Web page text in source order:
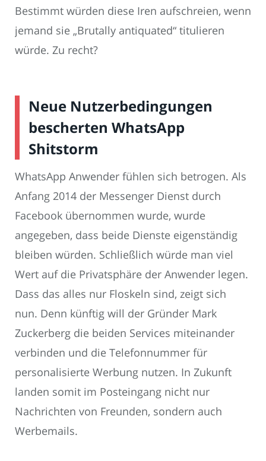
Bestimmt würden diese Iren aufschreien, wenn
jemand sie „Brutally antiquated“ titulieren
würde. Zu recht?
Neue Nutzerbedingungen
bescherten WhatsApp
Shitstorm
WhatsApp Anwender fühlen sich betrogen. Als
Anfang 2014 der Messenger Dienst durch
Facebook übernommen wurde, wurde
angegeben, dass beide Dienste eigenständig
bleiben würden. Schließlich würde man viel
Wert auf die Privatsphäre der Anwender legen.
Dass das alles nur Floskeln sind, zeigt sich
nun. Denn künftig will der Gründer Mark
Zuckerberg die beiden Services miteinander
verbinden und die Telefonnummer für
personalisierte Werbung nutzen. In Zukunft
landen somit im Posteingang nicht nur
Nachrichten von Freunden, sondern auch
Werbemails.